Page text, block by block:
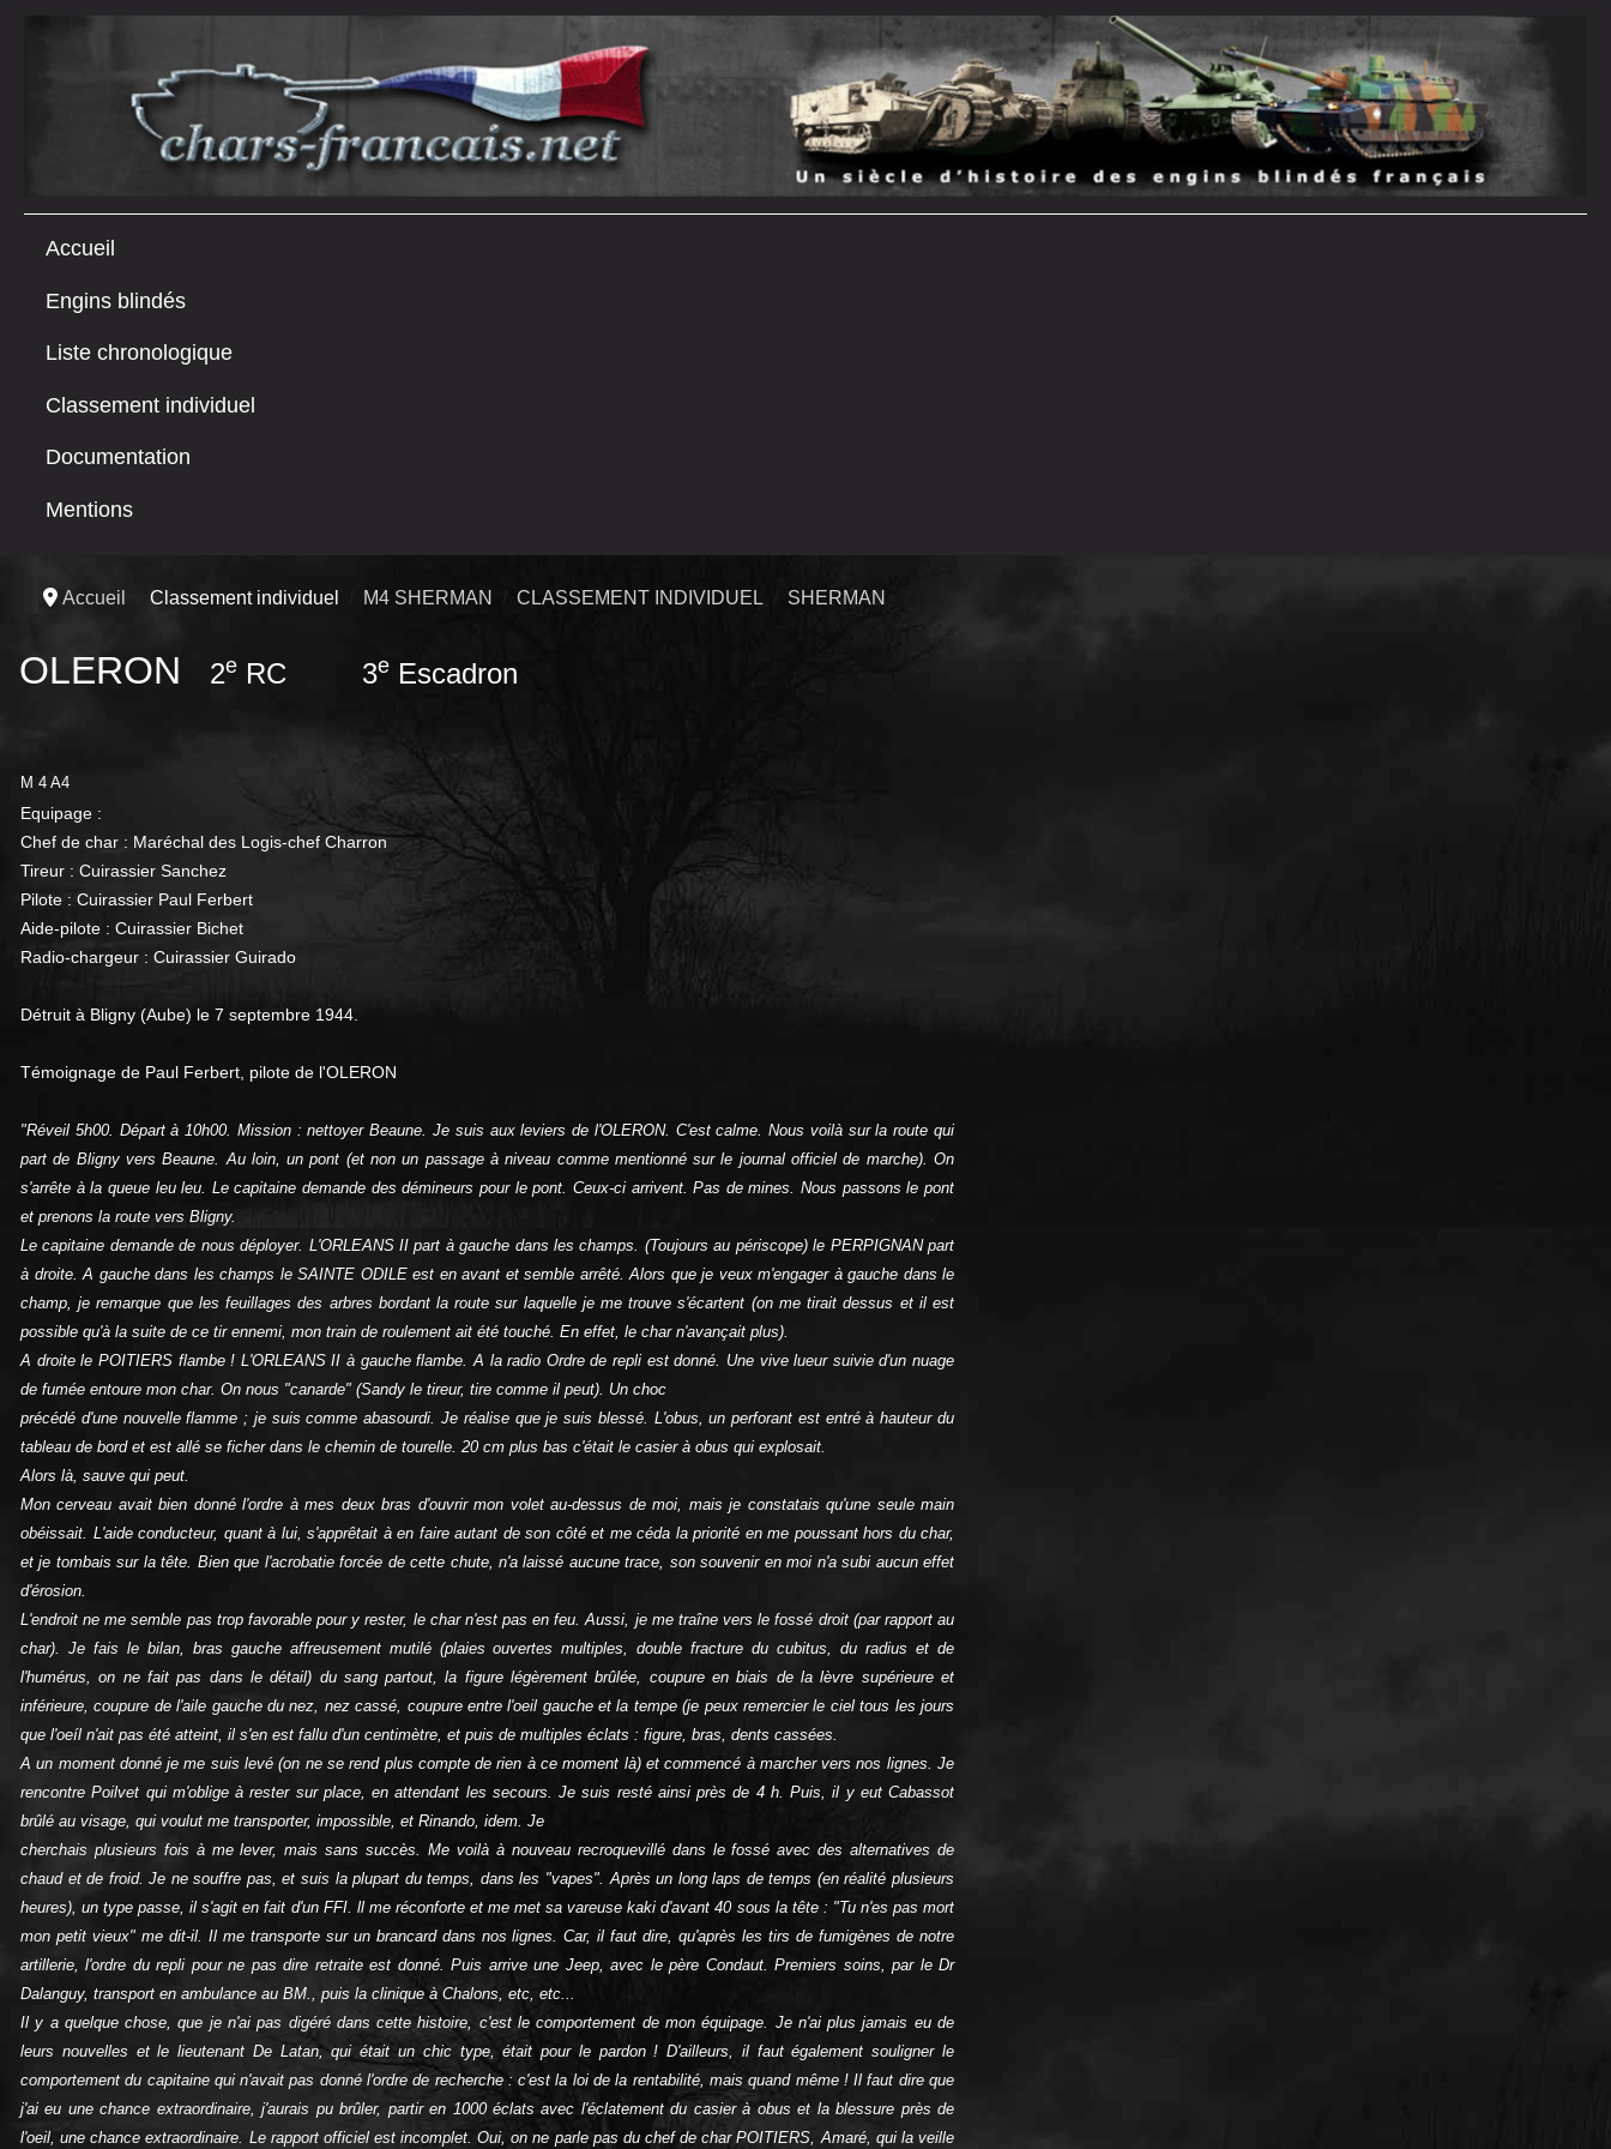
Accueil
Engins blindés
Liste chronologique
Classement individuel
Documentation
Mentions
Accueil Classement individuel M4 SHERMAN CLASSEMENT INDIVIDUEL SHERMAN
OLERON 2e RC 3e Escadron
M 4 A4
Equipage :
Chef de char : Maréchal des Logis-chef Charron
Tireur : Cuirassier Sanchez
Pilote : Cuirassier Paul Ferbert
Aide-pilote : Cuirassier Bichet
Radio-chargeur : Cuirassier Guirado
Détruit à Bligny (Aube) le 7 septembre 1944.
Témoignage de Paul Ferbert, pilote de l'OLERON
"Réveil 5h00. Départ à 10h00. Mission : nettoyer Beaune. Je suis aux leviers de l'OLERON. C'est calme. Nous voilà sur la route qui
part de Bligny vers Beaune. Au loin, un pont (et non un passage à niveau comme mentionné sur le journal officiel de marche). On
s'arrête à la queue leu leu. Le capitaine demande des démineurs pour le pont. Ceux-ci arrivent. Pas de mines. Nous passons le pont
et prenons la route vers Bligny.
Le capitaine demande de nous déployer. L'ORLEANS II part à gauche dans les champs. (Toujours au périscope) le PERPIGNAN part
à droite. A gauche dans les champs le SAINTE ODILE est en avant et semble arrêté. Alors que je veux m'engager à gauche dans le
champ, je remarque que les feuillages des arbres bordant la route sur laquelle je me trouve s'écartent (on me tirait dessus et il est
possible qu'à la suite de ce tir ennemi, mon train de roulement ait été touché. En effet, le char n'avançait plus).
A droite le POITIERS flambe ! L'ORLEANS II à gauche flambe. A la radio Ordre de repli est donné. Une vive lueur suivie d'un nuage
de fumée entoure mon char. On nous "canarde" (Sandy le tireur, tire comme il peut). Un choc
précédé d'une nouvelle flamme ; je suis comme abasourdi. Je réalise que je suis blessé. L'obus, un perforant est entré à hauteur du
tableau de bord et est allé se ficher dans le chemin de tourelle. 20 cm plus bas c'était le casier à obus qui explosait.
Alors là, sauve qui peut.
Mon cerveau avait bien donné l'ordre à mes deux bras d'ouvrir mon volet au-dessus de moi, mais je constatais qu'une seule main
obéissait. L'aide conducteur, quant à lui, s'apprêtait à en faire autant de son côté et me céda la priorité en me poussant hors du char,
et je tombais sur la tête. Bien que l'acrobatie forcée de cette chute, n'a laissé aucune trace, son souvenir en moi n'a subi aucun effet
d'érosion.
L'endroit ne me semble pas trop favorable pour y rester, le char n'est pas en feu. Aussi, je me traîne vers le fossé droit (par rapport au
char). Je fais le bilan, bras gauche affreusement mutilé (plaies ouvertes multiples, double fracture du cubitus, du radius et de
l'humérus, on ne fait pas dans le détail) du sang partout, la figure légèrement brûlée, coupure en biais de la lèvre supérieure et
inférieure, coupure de l'aile gauche du nez, nez cassé, coupure entre l'oeil gauche et la tempe (je peux remercier le ciel tous les jours
que l'oeíl n'ait pas été atteint, il s'en est fallu d'un centimètre, et puis de multiples éclats : figure, bras, dents cassées.
A un moment donné je me suis levé (on ne se rend plus compte de rien à ce moment là) et commencé à marcher vers nos lignes. Je
rencontre Poilvet qui m'oblige à rester sur place, en attendant les secours. Je suis resté ainsi près de 4 h. Puis, il y eut Cabassot
brûlé au visage, qui voulut me transporter, impossible, et Rinando, idem. Je
cherchais plusieurs fois à me lever, mais sans succès. Me voilà à nouveau recroquevillé dans le fossé avec des alternatives de
chaud et de froid. Je ne souffre pas, et suis la plupart du temps, dans les "vapes". Après un long laps de temps (en réalité plusieurs
heures), un type passe, il s'agit en fait d'un FFI. ll me réconforte et me met sa vareuse kaki d'avant 40 sous la tête : "Tu n'es pas mort
mon petit vieux" me dit-il. Il me transporte sur un brancard dans nos lignes. Car, il faut dire, qu'après les tirs de fumigènes de notre
artillerie, l'ordre du repli pour ne pas dire retraite est donné. Puis arrive une Jeep, avec le père Condaut. Premiers soins, par le Dr
Dalanguy, transport en ambulance au BM., puis la clinique à Chalons, etc, etc...
Il y a quelque chose, que je n'ai pas digéré dans cette histoire, c'est le comportement de mon équipage. Je n'ai plus jamais eu de
leurs nouvelles et le lieutenant De Latan, qui était un chic type, était pour le pardon ! D'ailleurs, il faut également souligner le
comportement du capitaine qui n'avait pas donné l'ordre de recherche : c'est la loi de la rentabilité, mais quand même ! Il faut dire que
j'ai eu une chance extraordinaire, j'aurais pu brûler, partir en 1000 éclats avec l'éclatement du casier à obus et la blessure près de
l'oeil, une chance extraordinaire. Le rapport officiel est incomplet. Oui, on ne parle pas du chef de char POITIERS, Amaré, qui la veille